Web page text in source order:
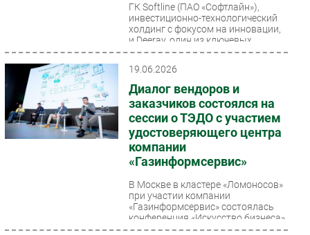
ГК Softline (ПАО «Софтлайн»),
инвестиционно-технологический
холдинг с фокусом на инновации,
и Deeray, один из ключевых
российских...
19.06.2026
Диалог вендоров и
заказчиков состоялся на
сессии о ТЭДО с участием
удостоверяющего центра
компании
«Газинформсервис»
В Москве в кластере «Ломоносов»
при участии компании
«Газинформсервис» состоялась
конференция «Искусство бизнеса»,
организованная...